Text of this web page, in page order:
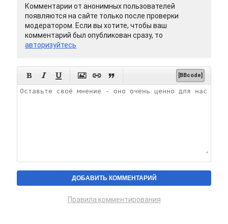
Комментарии от анонимных пользователей
появляются на сайте только после проверки
модератором. Если вы хотите, чтобы ваш
комментарий был опубликован сразу, то
авторизуйтесь
      [BBcode]
Правила комментирования